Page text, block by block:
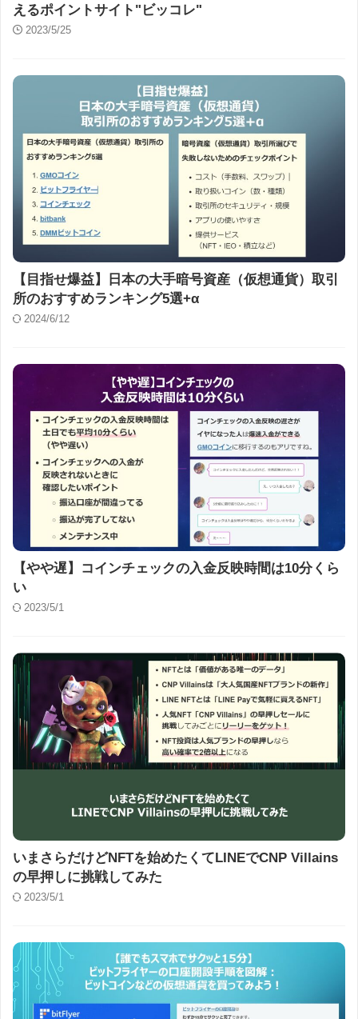
えるポイントサイト"ビッコレ"
2023/5/25
【目指せ爆益】日本の大手暗号資産（仮想通貨）取引
所のおすすめランキング5選+α
2024/6/12
【やや遅】コインチェックの入金反映時間は10分くら
い
2023/5/1
いまさらだけどNFTを始めたくてLINEでCNP Villains
の早押しに挑戦してみた
2023/5/1